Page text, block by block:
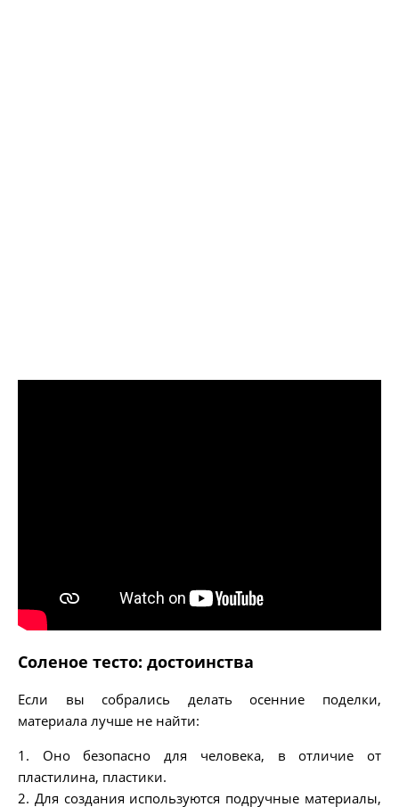
Соленое тесто: достоинства
Если вы собрались делать осенние поделки,
материала лучше не найти:
1. Оно безопасно для человека, в отличие от
пластилина, пластики.
2. Для создания используются подручные материалы,